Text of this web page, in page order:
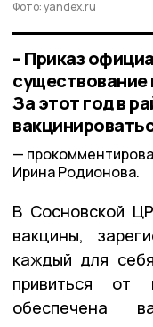
Фото: yandex.ru
– Приказ
существование
За этот год в
Ирина Родионова.
В Сосновской
вакцины,
каждый для
привиться от
обеспечена